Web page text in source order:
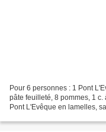
Pour 6 personnes : 1 Pont
pâte feuilleté, 8 pommes, 1
Pont L'Evêque en lamelles,